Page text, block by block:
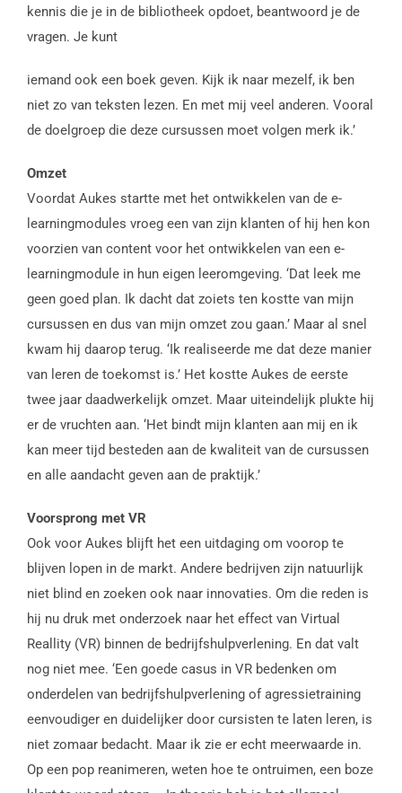
kennis die je in de bibliotheek opdoet, beantwoord je de
vragen. Je kunt
iemand ook een boek geven. Kijk ik naar mezelf, ik ben
niet zo van teksten lezen. En met mij veel anderen. Vooral
de doelgroep die deze cursussen moet volgen merk ik.’
Omzet
Voordat Aukes startte met het ontwikkelen van de e-
learningmodules vroeg een van zijn klanten of hij hen kon
voorzien van content voor het ontwikkelen van een e-
learningmodule in hun eigen leeromgeving. ‘Dat leek me
geen goed plan. Ik dacht dat zoiets ten kostte van mijn
cursussen en dus van mijn omzet zou gaan.’ Maar al snel
kwam hij daarop terug. ‘Ik realiseerde me dat deze manier
van leren de toekomst is.’ Het kostte Aukes de eerste
twee jaar daadwerkelijk omzet. Maar uiteindelijk plukte hij
er de vruchten aan. ‘Het bindt mijn klanten aan mij en ik
kan meer tijd besteden aan de kwaliteit van de cursussen
en alle aandacht geven aan de praktijk.’
Voorsprong met VR
Ook voor Aukes blijft het een uitdaging om voorop te
blijven lopen in de markt. Andere bedrijven zijn natuurlijk
niet blind en zoeken ook naar innovaties. Om die reden is
hij nu druk met onderzoek naar het effect van Virtual
Reallity (VR) binnen de bedrijfshulpverlening. En dat valt
nog niet mee. ‘Een goede casus in VR bedenken om
onderdelen van bedrijfshulpverlening of agressietraining
eenvoudiger en duidelijker door cursisten te laten leren, is
niet zomaar bedacht. Maar ik zie er echt meerwaarde in.
Op een pop reanimeren, weten hoe te ontruimen, een boze